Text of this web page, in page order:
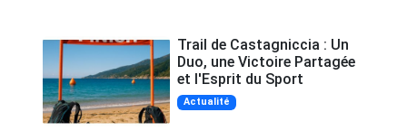
Trail de Castagniccia : Un
Duo, une Victoire Partagée
et l'Esprit du Sport
Actualité